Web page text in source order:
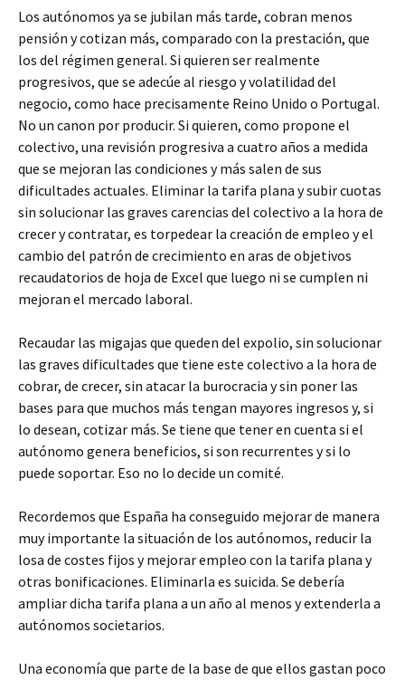
Los autónomos ya se jubilan más tarde, cobran menos
pensión y cotizan más, comparado con la prestación, que
los del régimen general. Si quieren ser realmente
progresivos, que se adecúe al riesgo y volatilidad del
negocio, como hace precisamente Reino Unido o Portugal.
No un canon por producir. Si quieren, como propone el
colectivo, una revisión progresiva a cuatro años a medida
que se mejoran las condiciones y más salen de sus
dificultades actuales. Eliminar la tarifa plana y subir cuotas
sin solucionar las graves carencias del colectivo a la hora de
crecer y contratar, es torpedear la creación de empleo y el
cambio del patrón de crecimiento en aras de objetivos
recaudatorios de hoja de Excel que luego ni se cumplen ni
mejoran el mercado laboral.
Recaudar las migajas que queden del expolio, sin solucionar
las graves dificultades que tiene este colectivo a la hora de
cobrar, de crecer, sin atacar la burocracia y sin poner las
bases para que muchos más tengan mayores ingresos y, si
lo desean, cotizar más. Se tiene que tener en cuenta si el
autónomo genera beneficios, si son recurrentes y si lo
puede soportar. Eso no lo decide un comité.
Recordemos que España ha conseguido mejorar de manera
muy importante la situación de los autónomos, reducir la
losa de costes fijos y mejorar empleo con la tarifa plana y
otras bonificaciones. Eliminarla es suicida. Se debería
ampliar dicha tarifa plana a un año al menos y extenderla a
autónomos societarios.
Una economía que parte de la base de que ellos gastan poco